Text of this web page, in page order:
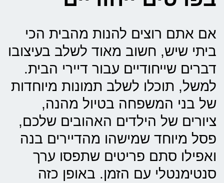
אם אתם רוצים להנות מהבית הכי
ביתי שיש, חשוב מאוד לשלב בעיצובו
דברים שייחודיים עבור דיירי הבית.
למשל, תוכלו לשלב תמונות מיוחדות
של בני המשפחה בטיול מהנה,
ציורים של הילדים האהובים שלכם,
פסל מיוחד שמישהו מהדיירים בנה
ואפילו סתם פריטים שתפסו ערך
סנטימנטלי עם הזמן. באופן כזה